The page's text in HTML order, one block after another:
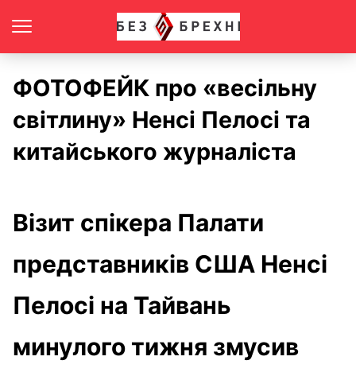
ФОТОФЕЙК про «весільну
світлину» Ненсі Пелосі та
китайського журналіста
Візит спікера Палати
представників США Ненсі
Пелосі на Тайвань
минулого тижня змусив